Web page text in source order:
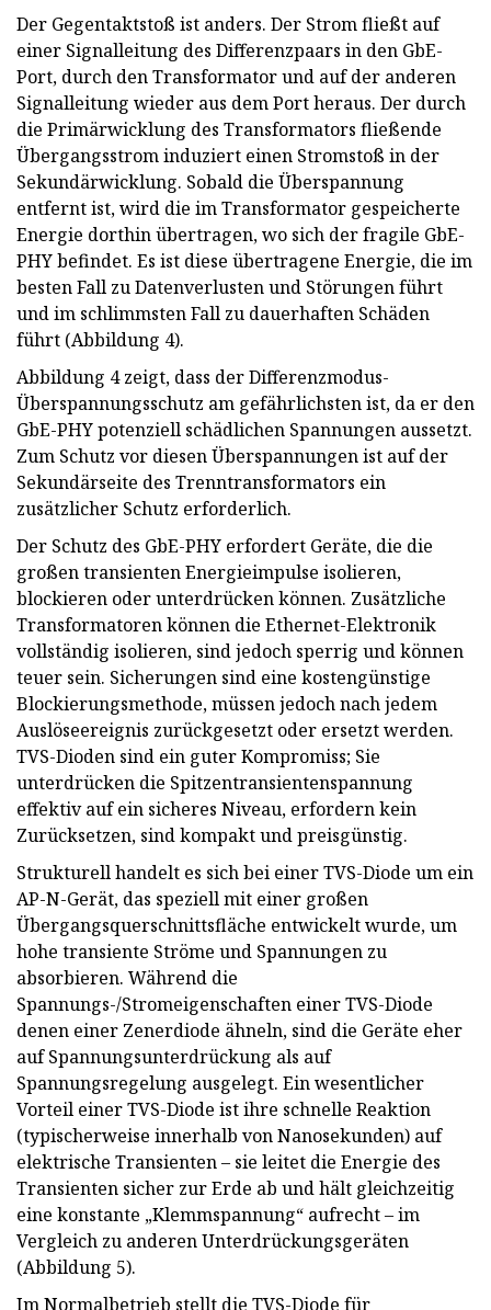
Der Gegentaktstoß ist anders. Der Strom fließt auf
einer Signalleitung des Differenzpaars in den GbE-
Port, durch den Transformator und auf der anderen
Signalleitung wieder aus dem Port heraus. Der durch
die Primärwicklung des Transformators fließende
Übergangsstrom induziert einen Stromstoß in der
Sekundärwicklung. Sobald die Überspannung
entfernt ist, wird die im Transformator gespeicherte
Energie dorthin übertragen, wo sich der fragile GbE-
PHY befindet. Es ist diese übertragene Energie, die im
besten Fall zu Datenverlusten und Störungen führt
und im schlimmsten Fall zu dauerhaften Schäden
führt (Abbildung 4).
Abbildung 4 zeigt, dass der Differenzmodus-
Überspannungsschutz am gefährlichsten ist, da er den
GbE-PHY potenziell schädlichen Spannungen aussetzt.
Zum Schutz vor diesen Überspannungen ist auf der
Sekundärseite des Trenntransformators ein
zusätzlicher Schutz erforderlich.
Der Schutz des GbE-PHY erfordert Geräte, die die
großen transienten Energieimpulse isolieren,
blockieren oder unterdrücken können. Zusätzliche
Transformatoren können die Ethernet-Elektronik
vollständig isolieren, sind jedoch sperrig und können
teuer sein. Sicherungen sind eine kostengünstige
Blockierungsmethode, müssen jedoch nach jedem
Auslöseereignis zurückgesetzt oder ersetzt werden.
TVS-Dioden sind ein guter Kompromiss; Sie
unterdrücken die Spitzentransientenspannung
effektiv auf ein sicheres Niveau, erfordern kein
Zurücksetzen, sind kompakt und preisgünstig.
Strukturell handelt es sich bei einer TVS-Diode um ein
AP-N-Gerät, das speziell mit einer großen
Übergangsquerschnittsfläche entwickelt wurde, um
hohe transiente Ströme und Spannungen zu
absorbieren. Während die
Spannungs-/Stromeigenschaften einer TVS-Diode
denen einer Zenerdiode ähneln, sind die Geräte eher
auf Spannungsunterdrückung als auf
Spannungsregelung ausgelegt. Ein wesentlicher
Vorteil einer TVS-Diode ist ihre schnelle Reaktion
(typischerweise innerhalb von Nanosekunden) auf
elektrische Transienten – sie leitet die Energie des
Transienten sicher zur Erde ab und hält gleichzeitig
eine konstante „Klemmspannung“ aufrecht – im
Vergleich zu anderen Unterdrückungsgeräten
(Abbildung 5).
Im Normalbetrieb stellt die TVS-Diode für